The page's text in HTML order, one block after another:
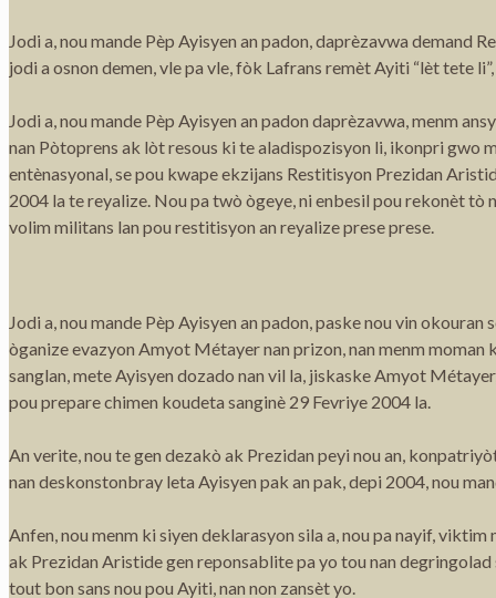
Jodi a, nou mande Pèp Ayisyen an padon, daprèzavwa
jodi a osnon demen, vle pa vle, fòk Lafrans remèt Ayiti “lèt tete
Jodi a, nou mande Pèp Ayisyen an padon daprèzavwa, menm
nan Pòtoprens ak lòt resous ki te aladispozisyon li, ikonpri gwo
entènasyonal, se pou kwape ekzijans Restitisyon Prezidan
2004 la te reyalize. Nou pa twò ògeye, ni enbesil pou rekonèt tò
volim militans lan pou restitisyon an reyalize prese prese.
Jodi a, nou mande Pèp Ayisyen an padon, paske nou vin okouran
òganize evazyon Amyot Métayer nan prizon, nan menm moman
sanglan, mete Ayisyen dozado nan vil la, jiskaske Amyot
pou prepare chimen koudeta sanginè 29 Fevriye 2004 la.
An verite, nou te gen dezakò ak Prezidan peyi nou an,
nan deskonstonbray leta Ayisyen pak an pak, depi 2004, nou
Anfen, nou menm ki siyen deklarasyon sila a, nou pa nayif,
ak Prezidan Aristide gen reponsablite pa yo tou nan
tout bon sans nou pou Ayiti, nan non zansèt yo.